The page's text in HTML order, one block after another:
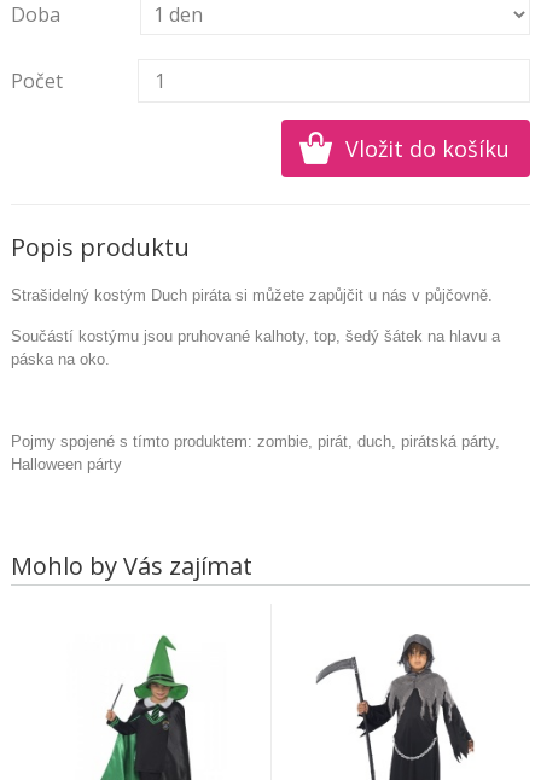
Doba
Počet
Popis produktu
Strašidelný kostým Duch piráta si můžete zapůjčit u nás v půjčovně.
Součástí kostýmu jsou pruhované kalhoty, top, šedý šátek na hlavu a
páska na oko.
Pojmy spojené s tímto produktem: zombie, pirát, duch, pirátská párty,
Halloween párty
Mohlo by Vás zajímat